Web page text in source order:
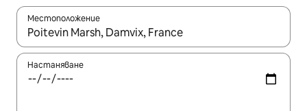
Местоположение
Когато резултатите се покажат, използвайте
Настаняване